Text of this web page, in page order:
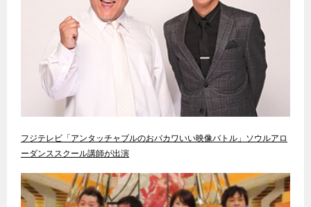
フジテレビ「アンタッチャブルのおバカワいい映像バトル」ソウルアロ
ーダンススクール講師が出演